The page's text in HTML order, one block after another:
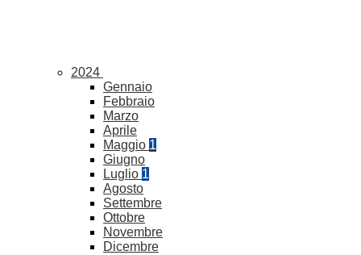
2024
Gennaio
Febbraio
Marzo
Aprile
Maggio 1
Giugno
Luglio 1
Agosto
Settembre
Ottobre
Novembre
Dicembre